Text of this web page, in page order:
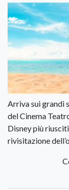
Arriva sui grandi
del Cinema
Disney più
rivisitazione